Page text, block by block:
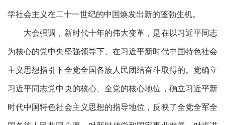
学社会主义在二十一世纪的中国焕发出新的蓬勃生机。
大会强调，新时代十年的伟大变革，是在以习近平同志
为核心的党中央坚强领导下、在习近平新时代中国特色社会
主义思想指引下全党全国各族人民团结奋斗取得的。党确立
习近平同志党中央的核心、全党的核心地位，确立习近平新
时代中国特色社会主义思想的指导地位，反映了全党全军全